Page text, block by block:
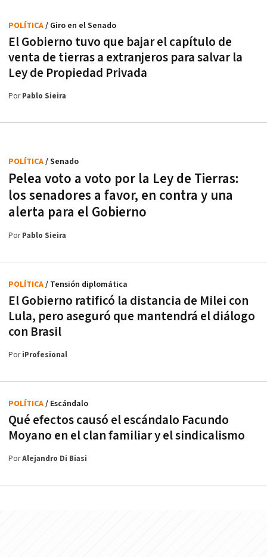
El Gobierno tuvo que bajar el capítulo de
venta de tierras a extranjeros para salvar la
Ley de Propiedad Privada
POLÍTICA/ Giro en el Senado
PorPablo Sieira
Pelea voto a voto por la Ley de Tierras:
los senadores a favor, en contra y una
alerta para el Gobierno
POLÍTICA/ Senado
PorPablo Sieira
El Gobierno ratificó la distancia de Milei con
Lula, pero aseguró que mantendrá el diálogo
con Brasil
POLÍTICA/ Tensión diplomática
PoriProfesional
Qué efectos causó el escándalo Facundo
Moyano en el clan familiar y el sindicalismo
POLÍTICA/ Escándalo
PorAlejandro Di Biasi